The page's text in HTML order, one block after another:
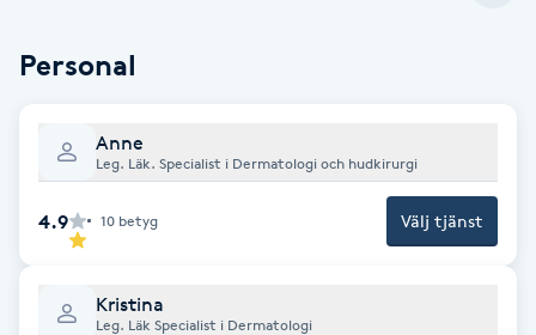
Face framing
Faceliftmassage
Fet hårbotten
Personal
Anne
Leg. Läk. Specialist i Dermatologi och hudkirurgi
4.9 10 betyg Välj tjänst
Kristina
Leg. Läk Specialist i Dermatologi